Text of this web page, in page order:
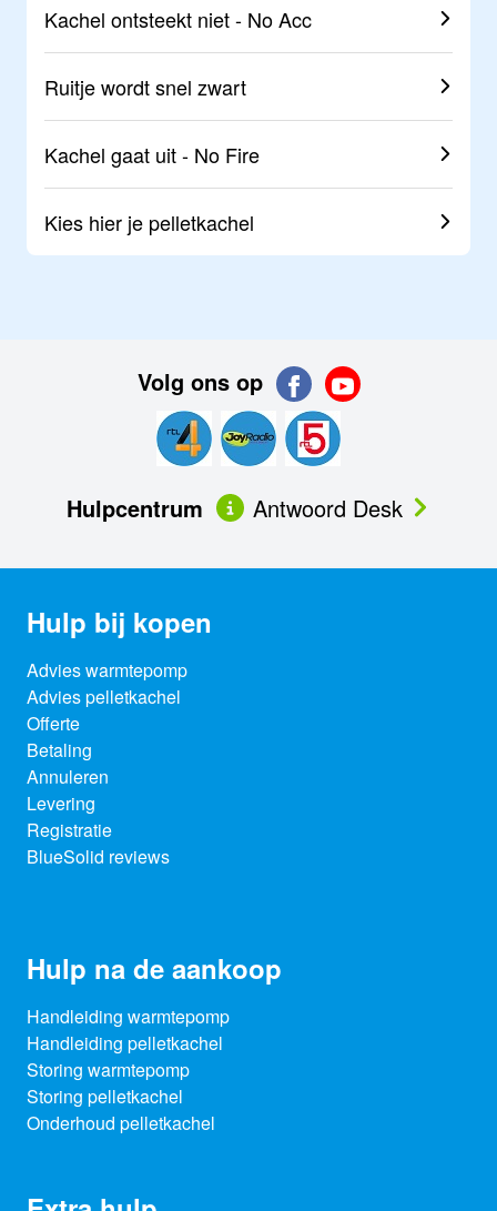
Kachel ontsteekt niet - No Acc
Ruitje wordt snel zwart
Kachel gaat uit - No Fire
Kies hier je pelletkachel
Volg ons op
Hulpcentrum Antwoord Desk
Hulp bij kopen
Advies warmtepomp
Advies pelletkachel
Offerte
Betaling
Annuleren
Levering
Registratie
BlueSolid reviews
Hulp na de aankoop
Handleiding warmtepomp
Handleiding pelletkachel
Storing warmtepomp
Storing pelletkachel
Onderhoud pelletkachel